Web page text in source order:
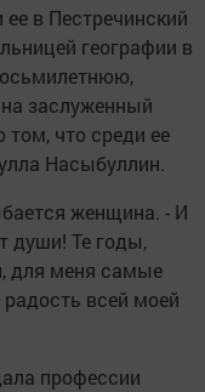
в Пестречинский
географии в
заслуженный
том, что среди ее
Насыбуллин.
женщина. - И
души! Те годы,
для меня самые
всей моей
профессии